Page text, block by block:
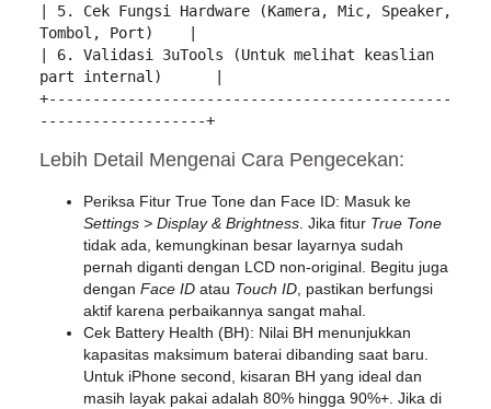
| 5. Cek Fungsi Hardware (Kamera, Mic, Speaker,
Tombol, Port)    |
| 6. Validasi 3uTools (Untuk melihat keaslian
part internal)      |
+----------------------------------------------
-------------------+
Lebih Detail Mengenai Cara Pengecekan:
Periksa Fitur True Tone dan Face ID: Masuk ke
Settings > Display & Brightness. Jika fitur True Tone
tidak ada, kemungkinan besar layarnya sudah
pernah diganti dengan LCD non-original. Begitu juga
dengan Face IDatau Touch ID, pastikan berfungsi
aktif karena perbaikannya sangat mahal.
Cek Battery Health (BH): Nilai BH menunjukkan
kapasitas maksimum baterai dibanding saat baru.
Untuk iPhone second, kisaran BH yang ideal dan
masih layak pakai adalah 80% hingga 90%+. Jika di